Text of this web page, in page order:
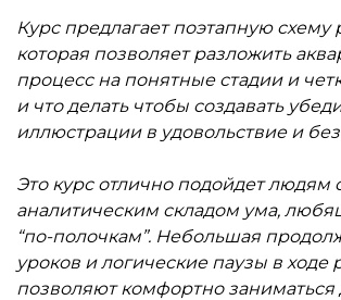
Курс предлагает поэтапную схему
которая позволяет разложить
процесс на понятные стадии и
и что делать чтобы создавать
иллюстрации в удовольствие и без
Это курс отлично подойдет людям
аналитическим складом ума,
“по-полочкам”. Небольшая
уроков и логические паузы в ходе
позволяют комфортно